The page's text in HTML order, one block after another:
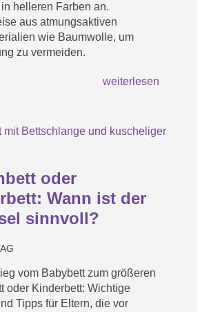
in helleren Farben an.
aus atmungsaktiven
wie Baumwolle, um
zu vermeiden.
weiterlesen
oder
Wann ist der
sinnvoll?
vom Babybett zum größeren
oder Kinderbett: Wichtige
Tipps für Eltern, die vor